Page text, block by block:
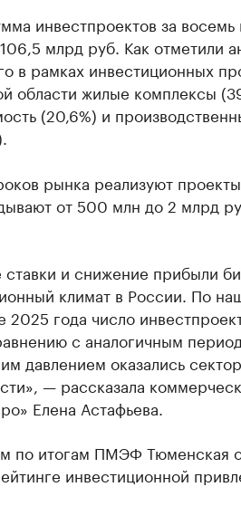
инвестпроектов за
млрд руб. Как отметили
в рамках инвестиционных
области жилые комплексы
(20,6%) и
рынка реализуют
от 500 млн до 2 млрд
и снижение прибыли
климат в России. По
2025 года число
с аналогичным
давлением оказались
— рассказала
Елена Астафьева.
по итогам ПМЭФ Тюменская
инвестиционной